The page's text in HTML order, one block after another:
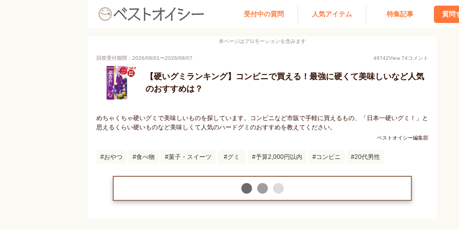
受付中の質問 人気アイテム 特集記事 質問
本ページはプロモーションを含みます
回答受付期間： 2026/08/01〜2026/08/07 49742View 74コメント
【硬いグミランキング】コンビニで買える！最強に硬くて美味しいなど人気
のおすすめは？
めちゃくちゃ硬いグミで美味しいものを探しています。コンビニなど市販で手軽に買えるもの、「日本一硬いグミ！」と
思えるくらい硬いものなど美味しくて人気のハードグミのおすすめを教えてください。
ベストオイシー編集部
おやつ 食べ物 菓子・スイーツ グミ 予算2,000円以内 コンビニ 20代男性